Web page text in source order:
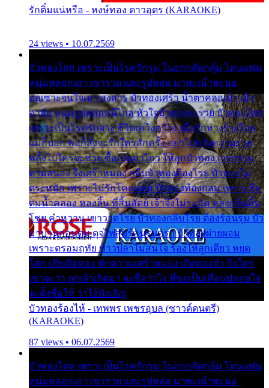
รักติ๋มแน่หรือ - หงษ์ทอง ดาวอุดร (KARAOKE)
24 views • 10.07.2569
บัวทองโศก เพราะเป็นโรครักรุม ในอกกลัดกลุ้ม โดนแฟน
หนุ่มหลอกเอา เขารวย และรูปหล่อ มาพะเน้าพะนอ
ออเซาะจนใจเบา สงสาร บัวทองเศร้า น้ำตาคลอเบ้า เฝ้า
อาลัย หนุ่มรูปหล่อหนีไกล หัวใจบัวทองระรวย บัวทองโศก
เพราะเป็นโรครักจาง ชีวิตเคว้งคว้าง เมื่อรักห่างร้างไกล
แม่ก็บอก พ่อก็สั่งจะรักใครสักครั้ง อย่าไปหวังความรวย
พลั้งไปใครจะช่วย ซื้อเปลมาไกว ให้ลูกบัวทอง เวรกรรม
ตามสนอง จึงเศร้าหมอง กลีบบัวทองต้องโรย บัวทองไม่
ตระหนัก เพราะไม่รักโคลนตม บัวทองท้องกลม เพราะลืม
ตมน้ำคลอง หลงลิ้น ที่สิ้นสัตย์ เจ้าจึงไม่ระมัด หลงกลิ่นลิ้น
โชย คำหวาน เขาวาดโรย บัวทองกลีบโรย ต้องร้อนรุม บัว
มาบานก่อนตูม ดุจไฟสุมร้อนรุมอุรา บัวทองผ่ายผอม
เพราะตรอมฤทัย ข้าวปลาไม่สนใจ ร้องไห้ลูกเดียว หยุด
โศก เสียเถิดทอง พักความเศร้าหมอง เถิดทองจ๋า ถึงใคร
เขาจะว่า ลูกเจ้าเกิดมา จะชื่อว่าไง พี่ขอเป็นเพื่อนปลอบใจ
จะตั้งชื่อให้ ว่าไอ้บังเอิญ
บัวทองร้องไห้ - เทพพร เพชรอุบล (ซาวด์ดนตรี)
(KARAOKE)
87 views • 06.07.2569
บัวทองโศก เพราะเป็นโรครักรุม ในอกกลัดกลุ้ม โดนแฟน
หนุ่มหลอกเอา เขารวย และรูปหล่อ มาพะเน้าพะนอ